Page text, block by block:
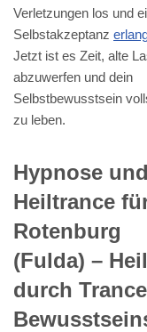
Verletzungen los und
Selbstakzeptanz
Jetzt ist es Zeit, alte
abzuwerfen und dein
Selbstbewusstsein
zu leben.
Hypnose und
Heiltrance
Rotenburg
(Fulda) –
durch